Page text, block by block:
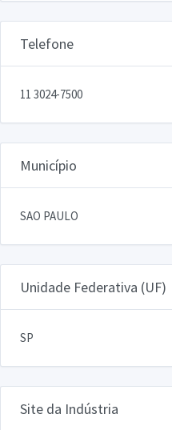
Telefone
11 3024-7500
Município
SAO PAULO
Unidade Federativa (UF)
SP
Site da Indústria